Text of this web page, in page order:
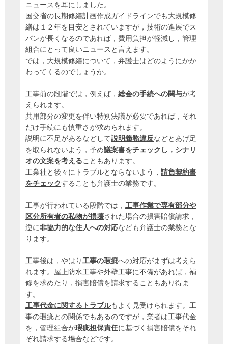
ニュースを耳にしました。
国交省の長期修繕計画作成ガイドラインでも大規模修
繕は１２年を目安とされていますが，技術の進展でス
パンが長くなるのであれば，費用負担が軽減し，管理
組合にとって良いニュースと言えます。
では，大規模修繕について，弁護士はどのようにかか
わってくるのでしょうか。
工事前の段階では，例えば， 総会の手続への関与が考
えられます。
共用部分の変更を伴い特別決議が必要であれば，それ
だけ手続にも慎重さが求められます。
説明に不足があるなどして説明義務違反などとあげ足
を取られないよう，予め議案書をチェックし，シナリ
オの文案を考えることもあります。
工業社と後々にトラブルとならないよう， 請負契約書
をチェックすることも弁護士の業務です。
工事が行われている段階では， 工事作業で専有部分や
区分所有者の私物が損壊された場合の損害賠償請求，
逆に非協力的な住人への対応なども弁護士の業務とな
ります。
工事後は，やはり 工事の瑕疵への対応がまずは考えら
れます。屋上防水工事や外壁工事に不備があれば，補
修を求めたり，損害賠償を請求することもあり得ま
す。
工事代金に関するトラブルもよく見受けられます。工
事の瑕疵との関係でもあるのですが，業者は工事代金
を，管理組合が瑕疵担保責任に基づく損害賠償をそれ
ぞれ請求する場合などです。